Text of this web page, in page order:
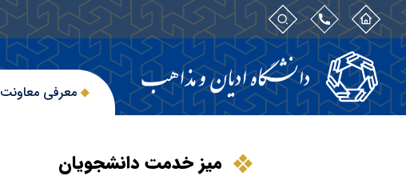
معرفی معاونت
میز خدمت دانشجویان